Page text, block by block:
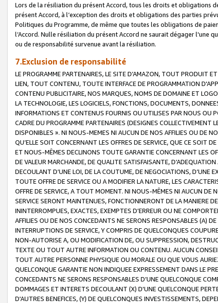
Lors de la résiliation du présent Accord, tous les droits et obligations
présent Accord, à l’exception des droits et obligations des parties
Politiques du Programme, de même que toutes les obligations de
l’Accord. Nulle résiliation du présent Accord ne saurait dégager l'une
ou de responsabilité survenue avant la résiliation.
7.Exclusion de responsabilité
LE PROGRAMME PARTENAIRES, LE SITE D’AMAZON, TOUT PRODUIT
LIEN, TOUT CONTENU, TOUTE INTERFACE DE PROGRAMMATION
CONTENU PUBLICITAIRE, NOS MARQUES, NOMS DE DOMAINE ET
LA TECHNOLOGIE, LES LOGICIELS, FONCTIONS, DOCUMENTS,
INFORMATIONS ET CONTENUS FOURNIS OU UTILISES PAR NOUS OU
CADRE DU PROGRAMME PARTENAIRES (DESIGNES COLLECTIVEMENT
DISPONIBLES ». NI NOUS-MEMES NI AUCUN DE NOS AFFILIES OU DE
QU’ELLE SOIT CONCERNANT LES OFFRES DE SERVICE, QUE CE SOIT
ET NOUS-MÊMES DECLINONS TOUTE GARANTIE CONCERNANT LES
DE VALEUR MARCHANDE, DE QUALITE SATISFAISANTE,
DECOULANT D’UNE LOI, DE LA COUTUME, DE NEGOCIATIONS, D’UNE
TOUTE OFFRE DE SERVICE OU A MODIFIER LA NATURE, LES
OFFRE DE SERVICE, A TOUT MOMENT. NI NOUS-MÊMES NI AUCUN DE
SERVICE SERONT MAINTENUES, FONCTIONNERONT DE LA MANIERE
ININTERROMPUES, EXACTES, EXEMPTES D’ERREUR OU NE
AFFILIES OU DE NOS CONCEDANTS NE SERONS RESPONSABLES (A)
INTERRUPTIONS DE SERVICE, Y COMPRIS DE QUELCONQUES
NON-AUTORISE A, OU MODIFICATION DE, OU SUPPRESSION,
TEXTE OU TOUT AUTRE INFORMATION OU CONTENU. AUCUN
TOUT AUTRE PERSONNE PHYSIQUE OU MORALE OU QUE VOUS
QUELCONQUE GARANTIE NON INDIQUEE EXPRESSEMENT DANS LE
CONCEDANTS NE SERONS RESPONSABLES D’UNE QUELCONQUE
DOMMAGES ET INTERETS DECOULANT (X) D'UNE QUELCONQUE
D'AUTRES BENEFICES, (Y) DE QUELCONQUES INVESTISSEMENTS,